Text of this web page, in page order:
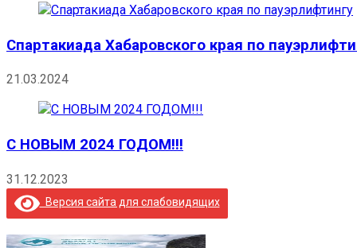
Спартакиада Хабаровского края по
21.03.2024
С НОВЫМ 2024 ГОДОМ!!!
31.12.2023
Версия сайта для слабовидящих